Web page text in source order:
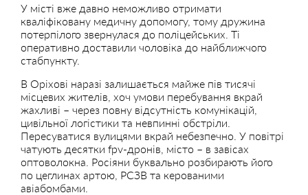
У місті вже давно неможливо отримати
кваліфіковану медичну допомогу, тому дружина
потерпілого звернулася до поліцейських. Ті
оперативно доставили чоловіка до найближчого
стабпункту.
В Оріхові наразі залишається майже пів тисячі
місцевих жителів, хоч умови перебування вкрай
жахливі – через повну відсутність комунікацій,
цивільної логістики та невпинні обстріли.
Пересуватися вулицями вкрай небезпечно. У повітрі
чатують десятки fpv-дронів, місто – в завісах
оптоволокна. Росіяни буквально розбирають його
по цеглинах артою, РСЗВ та керованими
авіабомбами.